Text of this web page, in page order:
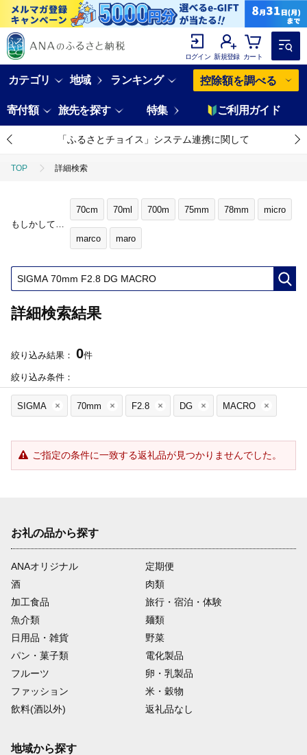
ログイン 新規登録 カート
カテゴリ 地域 ランキング 控除額を調べる
寄付額 旅先を探す 特集 ご利用ガイド
「ふるさとチョイス」システム連携に関して
TOP 詳細検索
もしかして…
70cm 70ml 700m 75mm 78mm micro
marco maro
詳細検索結果
絞り込み結果： 0件
絞り込み条件：
SIGMA 70mm F2.8 DG MACRO
ご指定の条件に一致する返礼品が見つかりませんでした。
お礼の品から探す
ANAオリジナル
定期便
酒
肉類
加工食品
旅行・宿泊・体験
魚介類
麺類
日用品・雑貨
野菜
パン・菓子類
電化製品
フルーツ
卵・乳製品
ファッション
米・穀物
飲料(酒以外)
返礼品なし
地域から探す